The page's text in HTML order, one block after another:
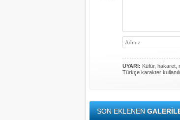
UYARI: Küfür, hakaret,
Türkçe karakter
SON EKLENEN